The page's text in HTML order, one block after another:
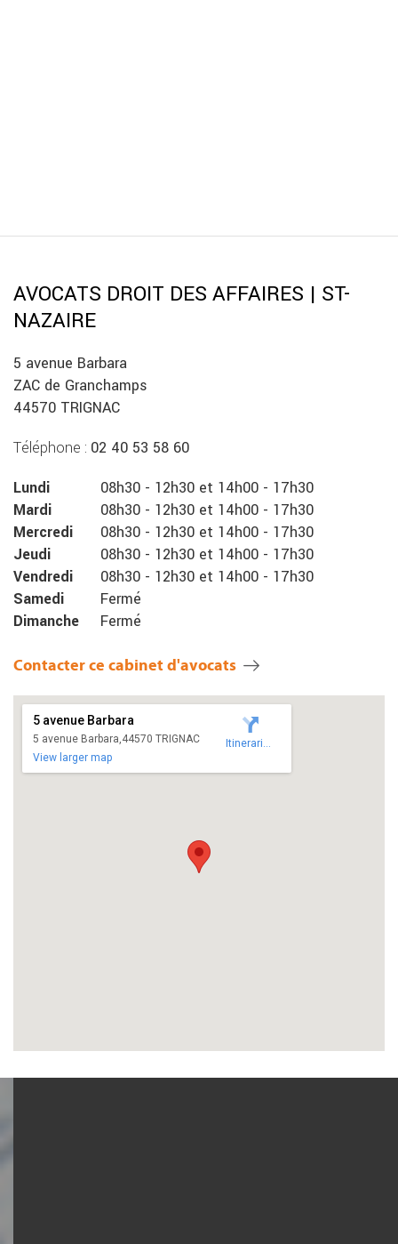
AVOCATS DROIT DES AFFAIRES | ST-
NAZAIRE
5 avenue Barbara
ZAC de Granchamps
44570 TRIGNAC
Téléphone : 02 40 53 58 60
Lundi
08h30 - 12h30 et 14h00 - 17h30
Mardi
08h30 - 12h30 et 14h00 - 17h30
Mercredi
08h30 - 12h30 et 14h00 - 17h30
Jeudi
08h30 - 12h30 et 14h00 - 17h30
Vendredi
08h30 - 12h30 et 14h00 - 17h30
Samedi
Fermé
Dimanche
Fermé
Contacter ce cabinet d'avocats
5 avenue Barbara
5 avenue Barbara,44570 TRIGNAC
View larger map